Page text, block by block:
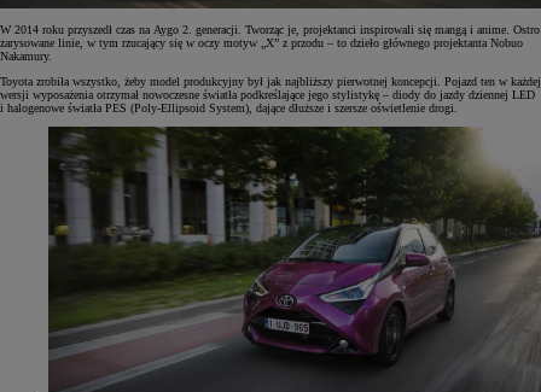
W 2014 roku przyszedł czas na Aygo 2. generacji. Tworząc je, projektanci inspirowali się mangą i anime. Ostro
zarysowane linie, w tym rzucający się w oczy motyw „X” z przodu – to dzieło głównego projektanta Nobuo
Nakamury.
Toyota zrobiła wszystko, żeby model produkcyjny był jak najbliższy pierwotnej koncepcji. Pojazd ten w każdej
wersji wyposażenia otrzymał nowoczesne światła podkreślające jego stylistykę – diody do jazdy dziennej LED
i halogenowe światła PES (Poly-Ellipsoid System), dające dłuższe i szersze oświetlenie drogi.